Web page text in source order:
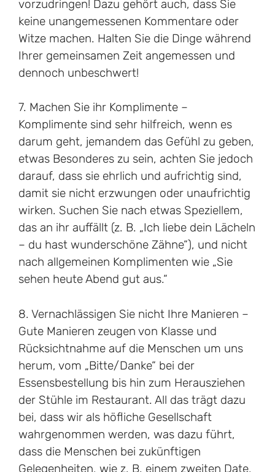
vorzudringen! Dazu gehört auch, dass Sie
keine unangemessenen Kommentare oder
Witze machen. Halten Sie die Dinge während
Ihrer gemeinsamen Zeit angemessen und
dennoch unbeschwert!
7. Machen Sie ihr Komplimente –
Komplimente sind sehr hilfreich, wenn es
darum geht, jemandem das Gefühl zu geben,
etwas Besonderes zu sein, achten Sie jedoch
darauf, dass sie ehrlich und aufrichtig sind,
damit sie nicht erzwungen oder unaufrichtig
wirken. Suchen Sie nach etwas Speziellem,
das an ihr auffällt (z. B. „Ich liebe dein Lächeln
– du hast wunderschöne Zähne“), und nicht
nach allgemeinen Komplimenten wie „Sie
sehen heute Abend gut aus.“
8. Vernachlässigen Sie nicht Ihre Manieren –
Gute Manieren zeugen von Klasse und
Rücksichtnahme auf die Menschen um uns
herum, vom „Bitte/Danke“ bei der
Essensbestellung bis hin zum Herausziehen
der Stühle im Restaurant. All das trägt dazu
bei, dass wir als höfliche Gesellschaft
wahrgenommen werden, was dazu führt,
dass die Menschen bei zukünftigen
Gelegenheiten, wie z. B. einem zweiten Date,